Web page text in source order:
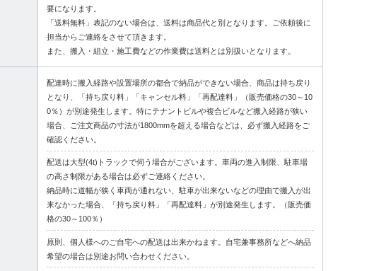
要になります。
「送料無料」表記のない場合は、送料は商品代と別となります。ご依頼後に
担当からご連絡をさせて頂きます。
また、搬入・組立・施工費などの作業費は送料とは別扱いとなります。
配達時に搬入経路や設置場所の都合で納品ができない場合、商品は持ち戻り
となり、「持ち戻り料」「キャンセル料」「再配達料」（販売価格の30～10
0％）が別途発生します。特にテナントビルや複合ビルなど搬入経路が狭い
場合、ご注文商品の寸法が1800mmを超える場合などは、必ず搬入経路をご
確認ください。
配送は大型(4t)トラックで伺う場合がございます。車両の進入制限、駐車場
の高さ制限がある場合は必ずご連絡ください。
納品時に道幅が狭く車両が通れない、駐車が出来ないなどの理由で搬入が出
来なかった場合、「持ち戻り料」「再配達料」が別途発生します。（販売価
格の30～100％）
原則、個人様へのご自宅への配送は出来かねます。自宅兼事務所などへ納品
希望の場合は別途お問い合わせください。